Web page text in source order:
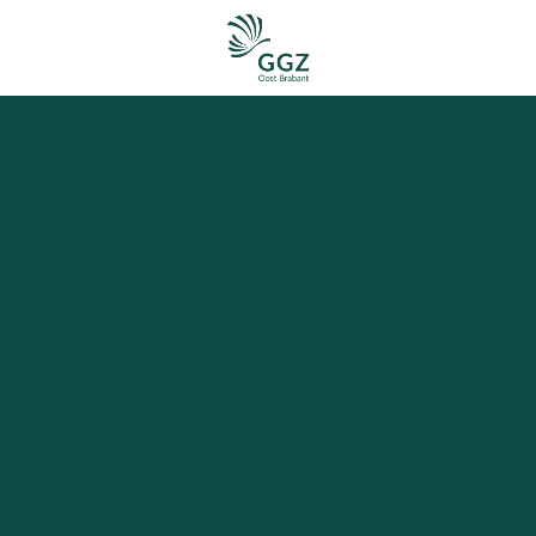
Homepagina